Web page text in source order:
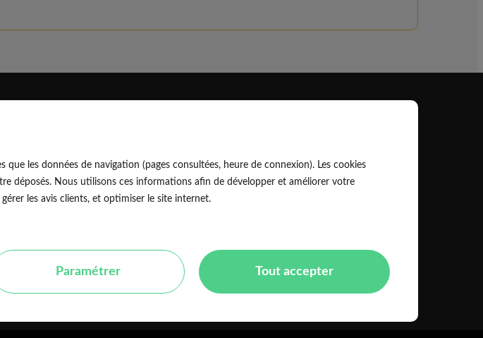
Blog professionnel
Blog particulier
Avis vérifiés
EldoPro pour les artisans et pros
EldoNetwork pour les réseaux, marques et industriels
Règles de classement des artisans
Mentions légales CGU
les données de navigation (pages consultées, heure de connexion). Les cookies
déposés. Nous utilisons ces informations afin de développer et améliorer votre
les avis clients, et optimiser le site internet.
Paramétrer Tout accepter